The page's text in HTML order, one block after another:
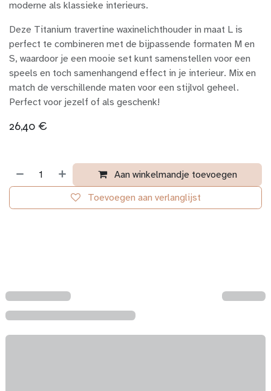
moderne als klassieke interieurs.
Deze Titanium travertine waxinelichthouder in maat L is
perfect te combineren met de bijpassende formaten M en
S, waardoor je een mooie set kunt samenstellen voor een
speels en toch samenhangend effect in je interieur. Mix en
match de verschillende maten voor een stijlvol geheel.
Perfect voor jezelf of als geschenk!
26,40 €
Aan winkelmandje toevoegen
Toevoegen aan verlanglijst